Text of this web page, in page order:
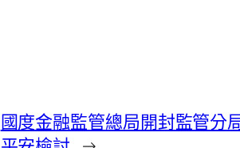
國度金融監管總局開封監管分